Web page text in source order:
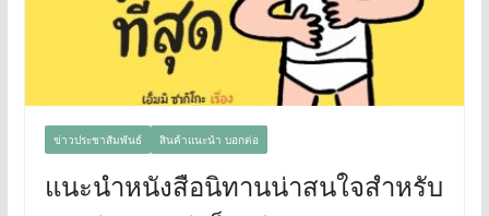
ข่าวประชาสัมพันธ์ สินค้าแนะนำ บอกต่อ
แนะนำหนังสือนิทานน่าสนใจสำหรับ